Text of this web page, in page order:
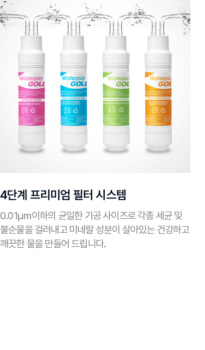
4단계 프리미엄 필터 시스템
0.01㎛이하의 균일한 기공 사이즈로 각종 세균 및
불순물을 걸러내고 미네랄 성분이 살아있는 건강하고
깨끗한 물을 만들어 드립니다.